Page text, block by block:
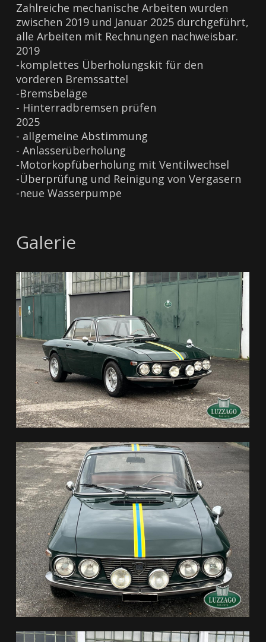
Zahlreiche mechanische Arbeiten wurden
zwischen 2019 und Januar 2025 durchgeführt,
alle Arbeiten mit Rechnungen nachweisbar.
2019
-komplettes Überholungskit für den
vorderen Bremssattel
-Bremsbeläge
- Hinterradbremsen prüfen
2025
- allgemeine Abstimmung
- Anlasserüberholung
-Motorkopfüberholung mit Ventilwechsel
-Überprüfung und Reinigung von Vergasern
-neue Wasserpumpe
Galerie